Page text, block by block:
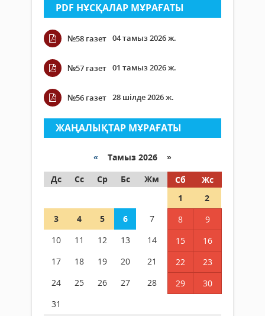
PDF НҰСҚАЛАР МҰРАҒАТЫ
№58 газет 04 тамыз 2026 ж.
№57 газет 01 тамыз 2026 ж.
№56 газет 28 шілде 2026 ж.
ЖАҢАЛЫҚТАР МҰРАҒАТЫ
« Тамыз 2026 »
Дс
Сс Ср Бс Жм Сб
Жс
1
2
3
4 5 6 7 8
9
10
11 12 13 14 15
16
17
18 19 20 21 22
23
24
25 26 27 28 29
30
31